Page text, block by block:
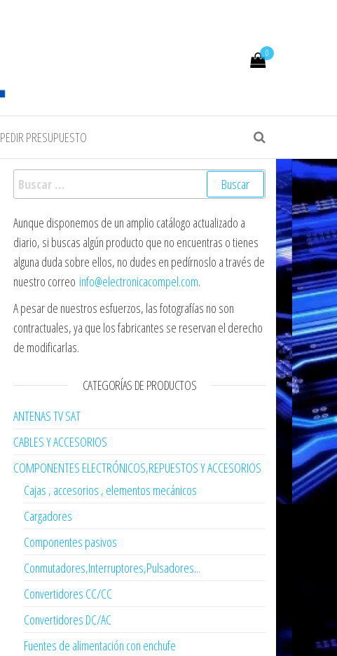
0
PEDIR PRESUPUESTO
Buscar:
Aunque disponemos de un amplio catálogo actualizado a
diario, si buscas algún producto que no encuentras o tienes
alguna duda sobre ellos, no dudes en pedírnoslo a través de
nuestro correo info@electronicacompel.com.
A pesar de nuestros esfuerzos, las fotografías no son
contractuales, ya que los fabricantes se reservan el derecho
de modificarlas.
CATEGORÍAS DE PRODUCTOS
ANTENAS TV SAT
CABLES Y ACCESORIOS
COMPONENTES ELECTRÓNICOS,REPUESTOS Y ACCESORIOS
Cajas , accesorios , elementos mecánicos
Cargadores
Componentes pasivos
Conmutadores,Interruptores,Pulsadores...
Convertidores CC/CC
Convertidores DC/AC
Fuentes de alimentación con enchufe